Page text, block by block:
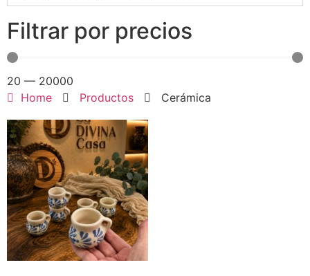
Filtrar por precios
20 — 20000
Home
Productos Cerámica